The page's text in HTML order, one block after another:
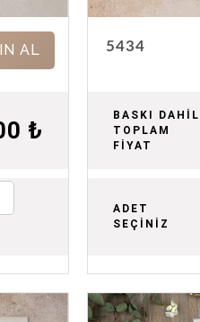
AL
₺
5434
BASKI DAHİL
TOPLAM
FİYAT
ADET
SEÇİNİZ